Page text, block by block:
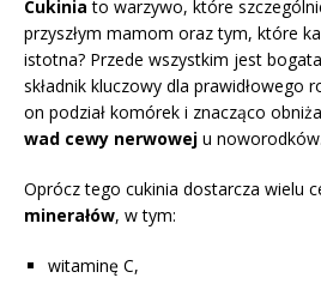
Cukinia to warzywo, które
przyszłym mamom oraz tym, które
istotna? Przede wszystkim jest
składnik kluczowy dla prawidłowego
on podział komórek i znacząco
wad cewy nerwowej u noworodków.
Oprócz tego cukinia dostarcza wielu
minerałów, w tym:
witaminę C,